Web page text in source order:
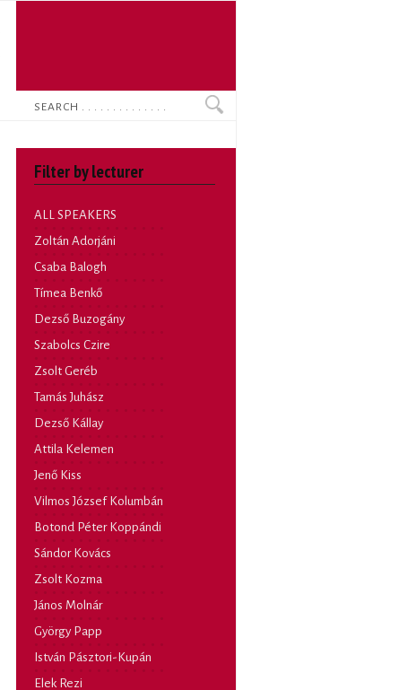
Search
Filter by lecturer
ALL SPEAKERS
Zoltán Adorjáni
Csaba Balogh
Tímea Benkő
Dezső Buzogány
Szabolcs Czire
Zsolt Geréb
Tamás Juhász
Dezső Kállay
Attila Kelemen
Jenő Kiss
Vilmos József Kolumbán
Botond Péter Koppándi
Sándor Kovács
Zsolt Kozma
János Molnár
György Papp
István Pásztori-Kupán
Elek Rezi